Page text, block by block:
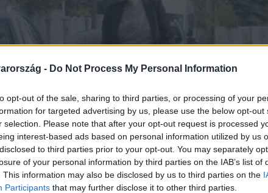
- Do Not Process My Personal Information
opt-out of the sale, sharing to third parties, or processing of your
for targeted advertising by us, please use the below opt-out
selection. Please note that after your opt-out request is processed
interest-based ads based on personal information utilized by us
to third parties prior to your opt-out. You may separately
of your personal information by third parties on the IAB’s list of
This information may also be disclosed by us to third parties on the
Participants that may further disclose it to other third parties.